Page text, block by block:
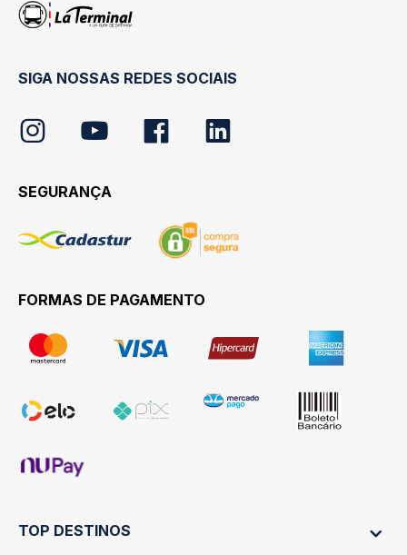
SIGA NOSSAS REDES SOCIAIS
SEGURANÇA
FORMAS DE PAGAMENTO
TOP DESTINOS